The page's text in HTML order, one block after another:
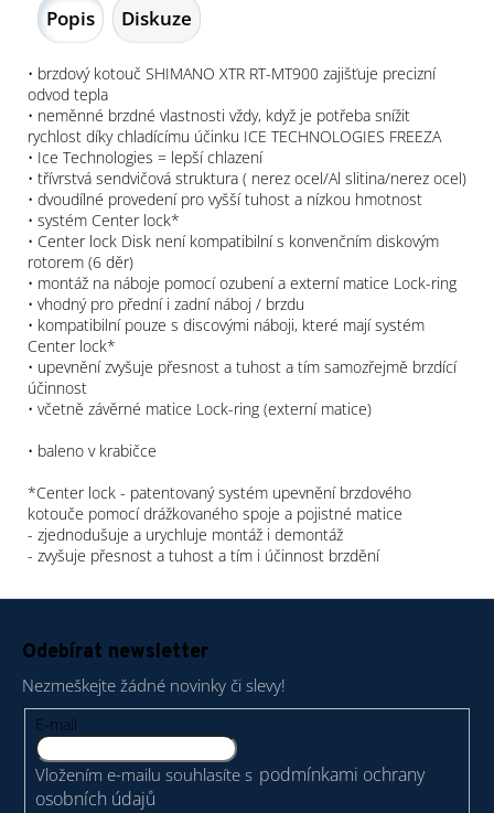
Popis Diskuze
• brzdový kotouč SHIMANO XTR RT-MT900 zajišťuje precizní
odvod tepla
• neměnné brzdné vlastnosti vždy, když je potřeba snížit
rychlost díky chladícímu účinku ICE TECHNOLOGIES FREEZA
• Ice Technologies = lepší chlazení
• třívrstvá sendvičová struktura ( nerez ocel/Al slitina/nerez ocel)
• dvoudílné provedení pro vyšší tuhost a nízkou hmotnost
• systém Center lock*
• Center lock Disk není kompatibilní s konvenčním diskovým
rotorem (6 děr)
• montáž na náboje pomocí ozubení a externí matice Lock-ring
• vhodný pro přední i zadní náboj / brzdu
• kompatibilní pouze s discovými náboji, které mají systém
Center lock*
• upevnění zvyšuje přesnost a tuhost a tím samozřejmě brzdící
účinnost
• včetně závěrné matice Lock-ring (externí matice)
• baleno v krabičce
*Center lock - patentovaný systém upevnění brzdového
kotouče pomocí drážkovaného spoje a pojistné matice
- zjednodušuje a urychluje montáž i demontáž
- zvyšuje přesnost a tuhost a tím i účinnost brzdění
Odebírat newsletter
Nezmeškejte žádné novinky či slevy!
E-mail
Vložením e-mailu souhlasíte s podmínkami ochrany
osobních údajů